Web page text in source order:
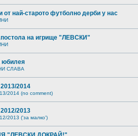
от най-старото футболно дерби у нас
на игрище "ЛЕВСКИ"
юбилея
СЛАВА
2014
2014 (no comment)
2013
2013 ('за малко')